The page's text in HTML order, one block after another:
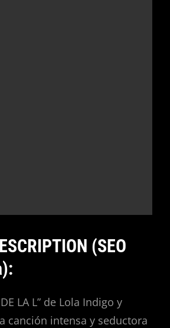
(SEO
LA L” de Lola Indigo y
canción intensa y seductora